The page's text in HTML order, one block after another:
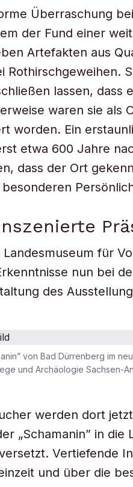
Überraschung
der Fund einer
Artefakten aus
Rothirschgeweihen.
lassen, dass
waren sie als
worden. Ein
etwa 600 Jahre
dass der Ort
besonderen
Landesmuseum für
nun bei
des
von Bad Dürrenberg im
und Archäologie Sachsen-
werden dort
„Schamanin” in
Vertiefende
und über die